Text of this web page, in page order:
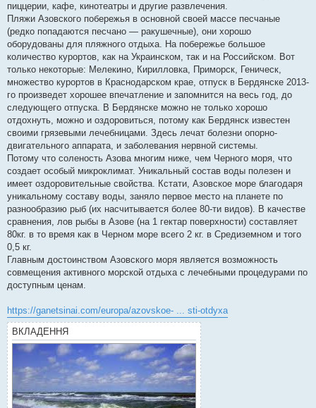
пиццерии, кафе, кинотеатры и другие развлечения.
Пляжи Азовского побережья в основной своей массе песчаные
(редко попадаются песчано — ракушечные), они хорошо
оборудованы для пляжного отдыха. На побережье большое
количество курортов, как на Украинском, так и на Российском. Вот
только некоторые: Мелекино, Кирилловка, Приморск, Геническ,
множество курортов в Краснодарском крае, отпуск в Бердянске 2013-
го произведет хорошее впечатление и запомнится на весь год, до
следующего отпуска. В Бердянске можно не только хорошо
отдохнуть, можно и оздоровиться, потому как Бердянск известен
своими грязевыми лечебницами. Здесь лечат болезни опорно-
двигательного аппарата, и заболевания нервной системы.
Потому что соленость Азова многим ниже, чем Черного моря, что
создает особый микроклимат. Уникальный состав воды полезен и
имеет оздоровительные свойства. Кстати, Азовское море благодаря
уникальному составу воды, заняло первое место на планете по
разнообразию рыб (их насчитывается более 80-ти видов). В качестве
сравнения, лов рыбы в Азове (на 1 гектар поверхности) составляет
80кг. в то время как в Черном море всего 2 кг. в Средиземном и того
0,5 кг.
Главным достоинством Азовского моря является возможность
совмещения активного морской отдыха с лечебными процедурами по
доступным ценам.
https://ganetsinai.com/europa/azovskoe- ... sti-otdyxa
ВКЛАДЕННЯ